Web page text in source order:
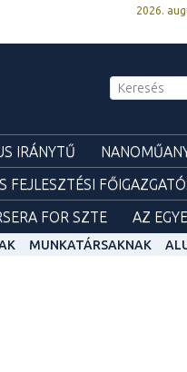
2026.
IRÁNYTŰ
FEJLESZTÉSI
FOR SZTE AZ
MUNKATÁRSAKNAK